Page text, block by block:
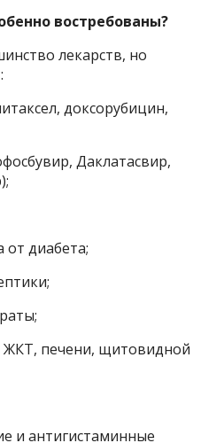
востребованы?
лекарств, но
доксорубицин,
Даклатасвир,
от диабета;
ЖКТ, печени, щитовидной
и антигистаминные